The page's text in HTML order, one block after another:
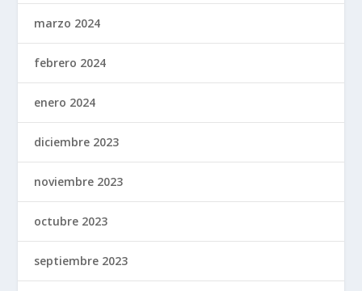
marzo 2024
febrero 2024
enero 2024
diciembre 2023
noviembre 2023
octubre 2023
septiembre 2023